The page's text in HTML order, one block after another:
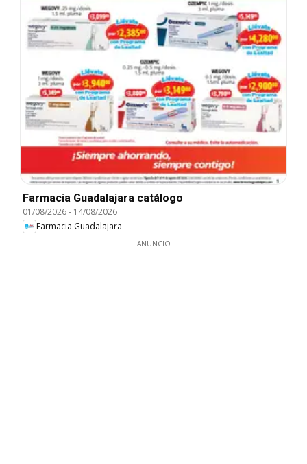
Farmacia Guadalajara catálogo
01/08/2026- 14/08/2026
Farmacia Guadalajara
ANUNCIO